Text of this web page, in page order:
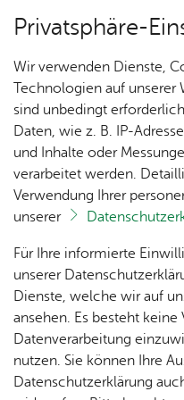
Über­sicht Bür­ger
Rat­
haus &
Bür­
ger­
ser­vice
Rat­
häu­ser
Nach­
rich­
ten,
Vi­de­os
& Bil­
der
Me­di­
Wirt­schaft & Mo­bi­li­tät
Frei­tag,
Stadt
Unter dem Motto
Stadtverwaltung
interessierte
Privatsphäre-
Wir verwenden Dienste,
Technologien auf unserer
sind unbedingt
Daten, wie z. B. IP-
und Inhalte oder
verarbeitet werden.
Verwendung Ihrer
unserer
Für Ihre informierte
unserer
Dienste, welche wir auf
ansehen. Es besteht
Datenverarbeitung
nutzen. Sie können Ihre
Datenschutzerklärung